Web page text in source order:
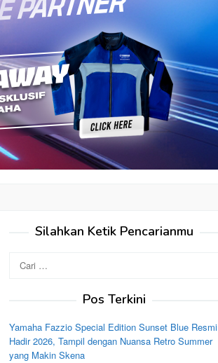
Silahkan Ketik Pencarianmu
untuk:
Pos Terkini
Yamaha Fazzio Special Edition Sunset Blue Resmi
Hadir 2026, Tampil dengan Nuansa Retro Summer
yang Makin Skena